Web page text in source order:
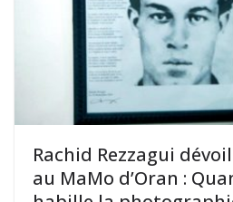
Rachid Rezzagui
au MaMo d’Oran :